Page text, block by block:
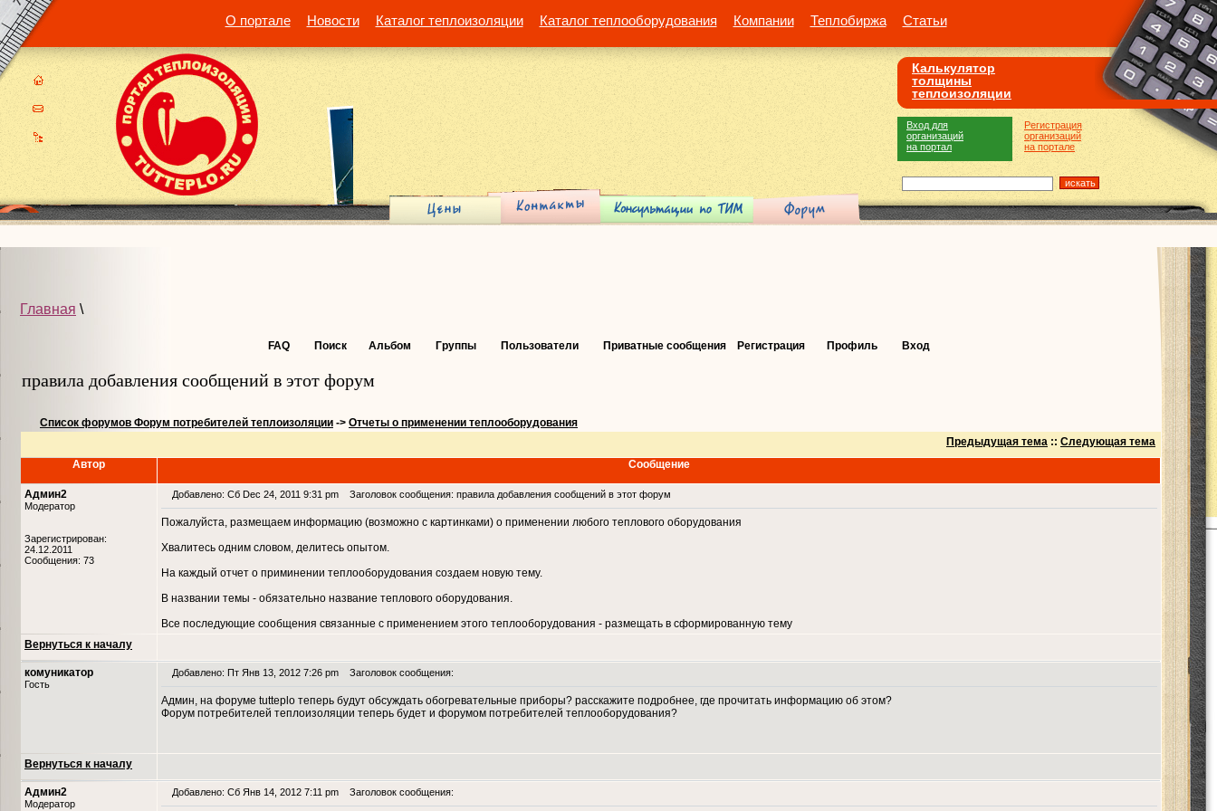
О портале Новости Каталог теплоизоляции Каталог теплооборудования Компании Теплобиржа Статьи
Калькулятор
толщины
теплоизоляции
Регистрация
организаций
на портале
Вход для
организаций
на портал
Главная \
FAQ Поиск Альбом Группы Пользователи Приватные сообщения Регистрация Профиль Вход
правила добавления сообщений в этот форум
Список форумов Форум потребителей теплоизоляции -> Отчеты о применении теплооборудования
Предыдущая тема :: Следующая тема
Автор
Сообщение
Админ2
Модератор
Зарегистрирован:
24.12.2011
Сообщения: 73
Добавлено: Сб Dec 24, 2011 9:31 pm Заголовок сообщения: правила добавления сообщений в этот форум
Пожалуйста, размещаем информацию (возможно с картинками) о применении любого теплового оборудования
Хвалитесь одним словом, делитесь опытом.
На каждый отчет о приминении теплооборудования создаем новую тему.
В названии темы - обязательно название теплового оборудования.
Все последующие сообщения связанные с применением этого теплооборудования - размещать в сформированную тему
Вернуться к началу
комуникатор
Гость
Добавлено: Пт Янв 13, 2012 7:26 pm Заголовок сообщения:
Админ, на форуме tutteplo теперь будут обсуждать обогревательные приборы? расскажите подробнее, где прочитать информацию об этом?
Форум потребителей теплоизоляции теперь будет и форумом потребителей теплооборудования?
Вернуться к началу
Админ2
Модератор
Добавлено: Сб Янв 14, 2012 7:11 pm Заголовок сообщения: